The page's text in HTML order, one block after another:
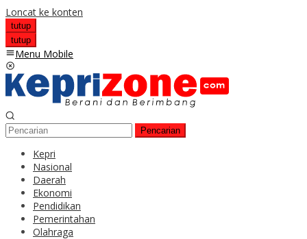
Loncat ke konten
tutup
tutup
Menu Mobile
Pencarian
Kepri
Nasional
Daerah
Ekonomi
Pendidikan
Pemerintahan
Olahraga